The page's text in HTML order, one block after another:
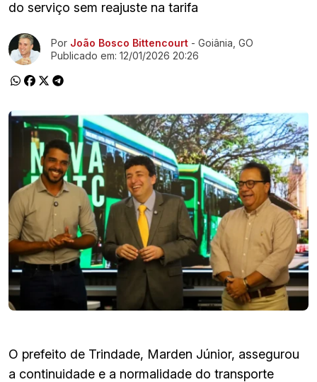
do serviço sem reajuste na tarifa
Ir direto pra matéria
Por João Bosco Bittencourt - Goiânia, GO
Publicado em: 12/01/2026 20:26
O prefeito de Trindade, Marden Júnior, assegurou
a continuidade e a normalidade do transporte